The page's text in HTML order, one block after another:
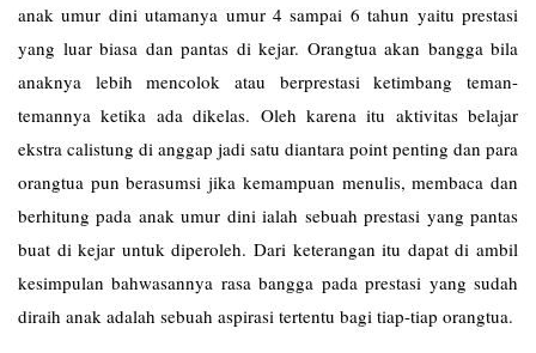
anak umur dini utamanya umur 4 sampai 6 tahun yaitu prestasi
yang luar biasa dan pantas di kejar. Orangtua akan bangga bila
anaknya lebih mencolok atau berprestasi ketimbang teman-
temannya ketika ada dikelas. Oleh karena itu aktivitas belajar
ekstra calistung di anggap jadi satu diantara point penting dan para
orangtua pun berasumsi jika kemampuan menulis, membaca dan
berhitung pada anak umur dini ialah sebuah prestasi yang pantas
buat di kejar untuk diperoleh. Dari keterangan itu dapat di ambil
kesimpulan bahwasannya rasa bangga pada prestasi yang sudah
diraih anak adalah sebuah aspirasi tertentu bagi tiap-tiap orangtua.